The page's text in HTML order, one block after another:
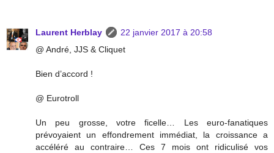
Laurent Herblay
22 janvier 2017 à 20:58
@ André, JJS & Cliquet
Bien d’accord !
@ Eurotroll
Un peu grosse, votre ficelle… Les euro-fanatiques
prévoyaient un effondrement immédiat, la croissance a
accéléré au contraire… Ces 7 mois ont ridiculisé vos